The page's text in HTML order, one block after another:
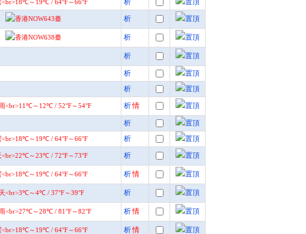
析
析
析
析
析
析
析情
析
析
析
析情
析
析情
析情